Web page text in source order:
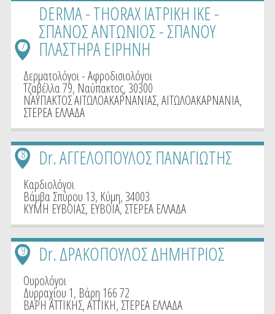
DERMA - THORAX ΙΑΤΡΙΚΗ ΙΚΕ -
ΣΠΑΝΟΣ ΑΝΤΩΝΙΟΣ - ΣΠΑΝΟΥ
ΠΛΑΣΤΗΡΑ ΕΙΡΗΝΗ
7
Δερματολόγοι - Αφροδισιολόγοι
Τζαβέλλα 79, Ναύπακτος, 30300
ΝΑΥΠΑΚΤΟΣ ΑΙΤΩΛΟΑΚΑΡΝΑΝΙΑΣ,ΑΙΤΩΛΟΑΚΑΡΝΑΝΙΑ,
ΣΤΕΡΕΑ ΕΛΛΑΔΑ
Dr. ΑΓΓΕΛΟΠΟΥΛΟΣ ΠΑΝΑΓΙΩΤΗΣ
8
Καρδιολόγοι
Βάμβα Σπύρου 13, Κύμη, 34003
ΚΥΜΗ ΕΥΒΟΙΑΣ, ΕΥΒΟΙΑ, ΣΤΕΡΕΑ ΕΛΛΑΔΑ
Dr. ΔΡΑΚΟΠΟΥΛΟΣ ΔΗΜΗΤΡΙΟΣ
9
Ουρολόγοι
Δυρραχίου 1, Βάρη 166 72
ΒΑΡΗ ΑΤΤΙΚΗΣ,ΑΤΤΙΚΗ, ΣΤΕΡΕΑ ΕΛΛΑΔΑ